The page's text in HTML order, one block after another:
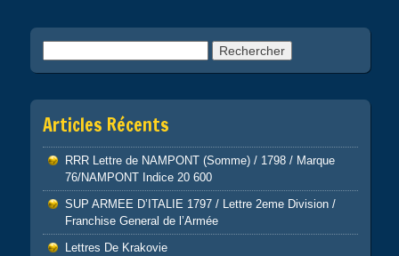
Articles Récents
RRR Lettre de NAMPONT (Somme) / 1798 / Marque
76/NAMPONT Indice 20 600
SUP ARMEE D’ITALIE 1797 / Lettre 2eme Division /
Franchise General de l’Armée
Lettres De Krakovie